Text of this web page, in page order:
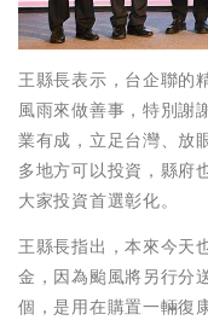
王縣長表示，台企聯的
風雨來做善事，特別謝
業有成，立足台灣、放
多地方可以投資，縣府
大家投資首選彰化。
王縣長指出，本來今天
金，因為颱風將另行分
個，是用在購置一輛復